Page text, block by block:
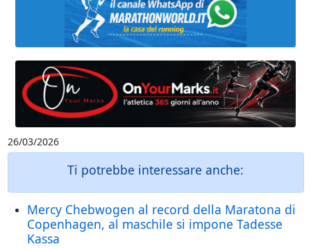
26/03/2026
Ti potrebbe interessare anche:
Mercy Chebwogen al record della Maratona di
Copenhagen, al maschile si impone Tadesse
Kassa